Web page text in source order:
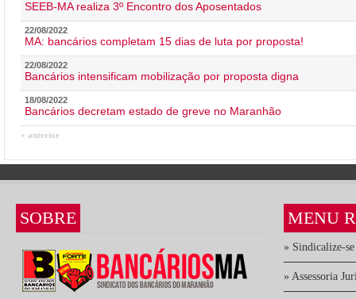
SEEB-MA realiza 3º Encontro dos Aposentados
22/08/2022
MA: bancários completam 15 dias de luta por proposta!
22/08/2022
Bancários intensificam mobilização por proposta digna
18/08/2022
Bancários decretam estado de greve no Maranhão
« anterior
SOBRE MENU
» Sindicalize-se
» Assessoria